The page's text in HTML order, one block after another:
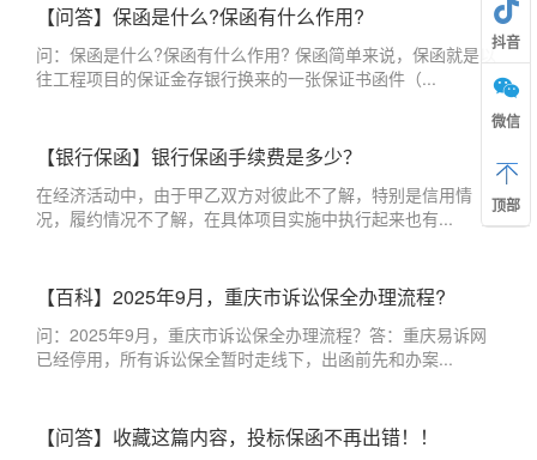
【问答】保函是什么?保函有什么作用?
问：保函是什么?保函有什么作用? 保函简单来说，保函就是以
往工程项目的保证金存银行换来的一张保证书函件（...
【银行保函】银行保函手续费是多少？
在经济活动中，由于甲乙双方对彼此不了解，特别是信用情
况，履约情况不了解，在具体项目实施中执行起来也有...
【百科】2025年9月，重庆市诉讼保全办理流程?
问：2025年9月，重庆市诉讼保全办理流程？答：重庆易诉网
已经停用，所有诉讼保全暂时走线下，出函前先和办案...
【问答】收藏这篇内容，投标保函不再出错！！
抖音
微信
顶部